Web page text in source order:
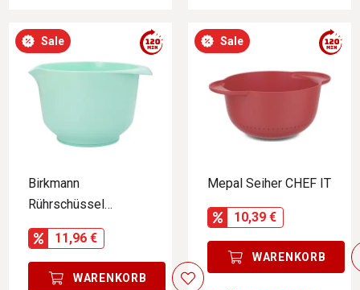
Sale
Birkmann
Rührschüssel
COLOUR BOWLS
11,96 €
WARENKORB
Sale
Mepal Seiher CHEF IT
10,39 €
WARENKORB